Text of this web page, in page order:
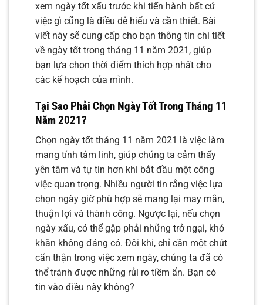
xem ngày tốt xấu trước khi tiến hành bất cứ
việc gì cũng là điều dễ hiểu và cần thiết. Bài
viết này sẽ cung cấp cho bạn thông tin chi tiết
về ngày tốt trong tháng 11 năm 2021, giúp
bạn lựa chọn thời điểm thích hợp nhất cho
các kế hoạch của mình.
Tại Sao Phải Chọn Ngày Tốt Trong Tháng 11
Năm 2021?
Chọn ngày tốt tháng 11 năm 2021 là việc làm
mang tính tâm linh, giúp chúng ta cảm thấy
yên tâm và tự tin hơn khi bắt đầu một công
việc quan trọng. Nhiều người tin rằng việc lựa
chọn ngày giờ phù hợp sẽ mang lại may mắn,
thuận lợi và thành công. Ngược lại, nếu chọn
ngày xấu, có thể gặp phải những trở ngại, khó
khăn không đáng có. Đôi khi, chỉ cần một chút
cẩn thận trong việc xem ngày, chúng ta đã có
thể tránh được những rủi ro tiềm ẩn. Bạn có
tin vào điều này không?